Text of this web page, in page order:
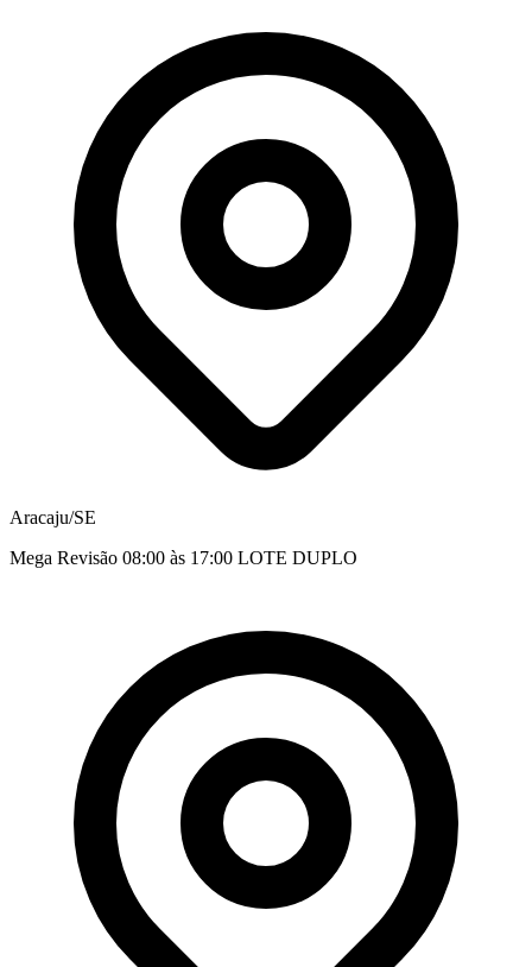
Aracaju/SE
Mega Revisão 08:00 às 17:00 LOTE DUPLO